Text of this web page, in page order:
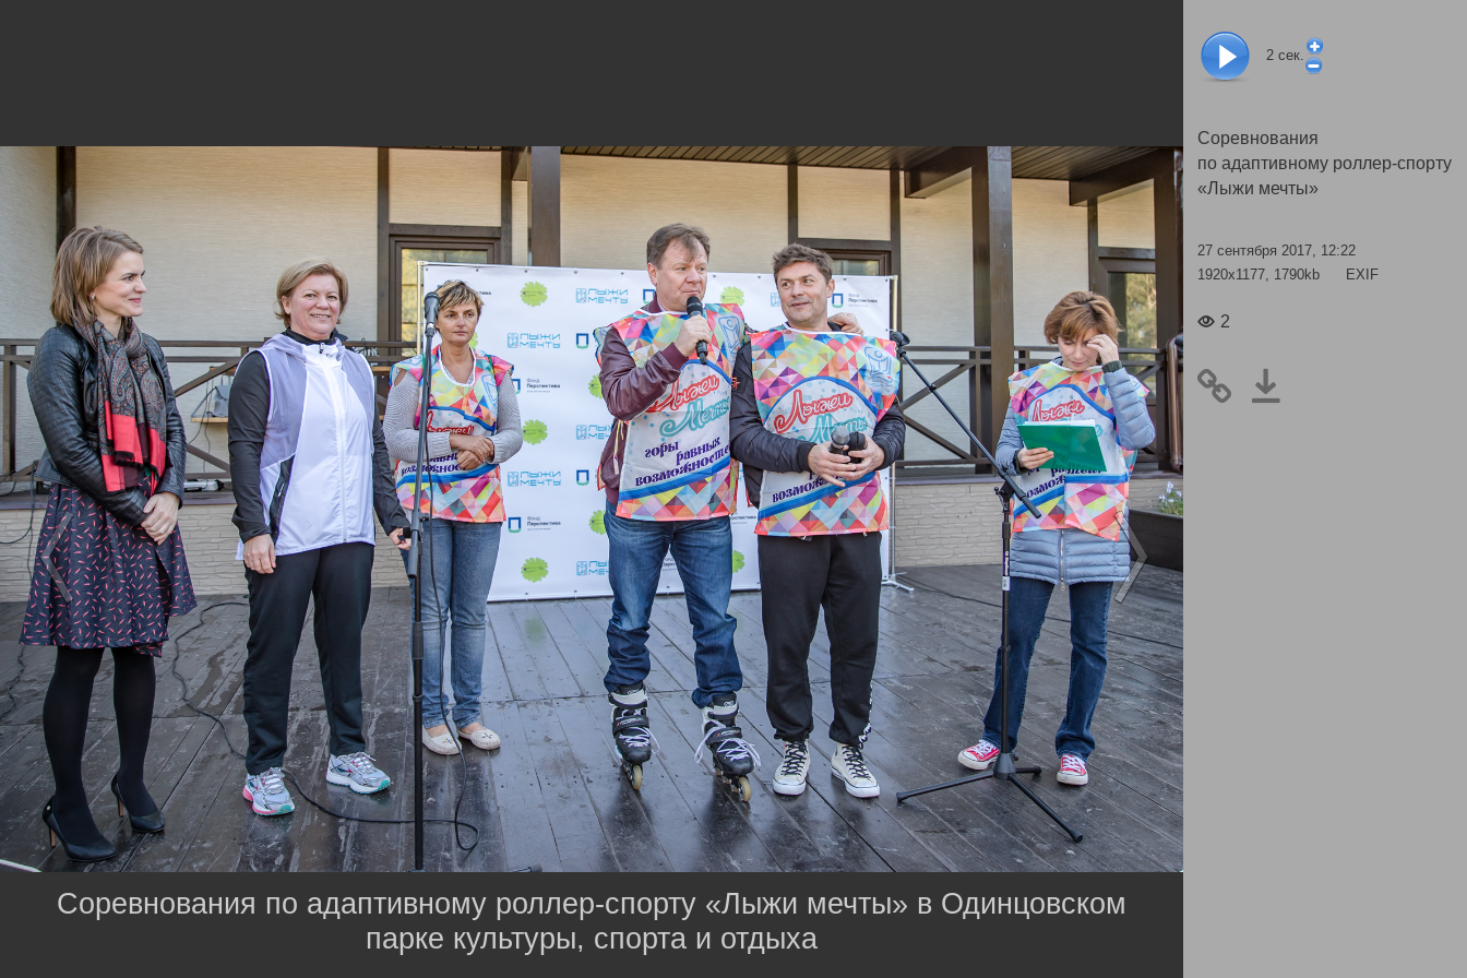
2 сек.
Cоревнования
по адаптивному роллер-спорту
«Лыжи мечты»
27 сентября 2017, 12:22
1920x1177, 1790kb
EXIF
2
Cоревнования по адаптивному роллер-спорту «Лыжи мечты» в Одинцовском
парке культуры, спорта и отдыха